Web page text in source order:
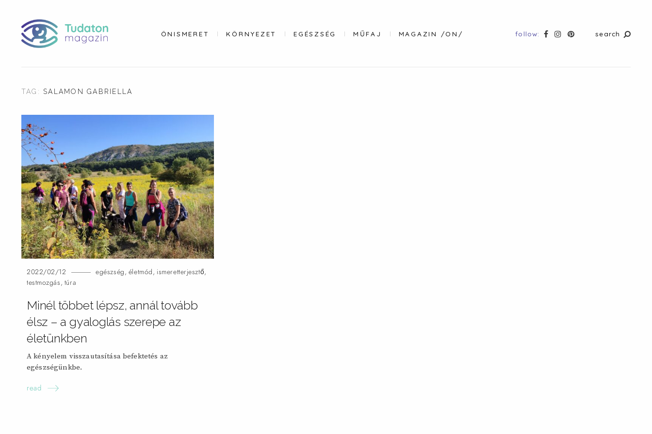
ÖNISMERET KÖRNYEZET EGÉSZSÉG MŰFAJ MAGAZIN /ON/ follow: search
TAG: SALAMON GABRIELLA
2022/02/12 egészség, életmód, ismeretterjesztő,
testmozgás, túra
Minél többet lépsz, annál tovább
élsz – a gyaloglás szerepe az
életünkben
A kényelem visszautasítása befektetés az
egészségünkbe.
read